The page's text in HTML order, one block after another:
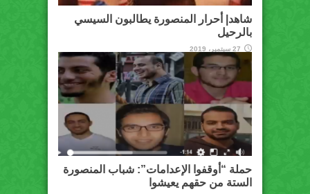
شاهد| أحرار المنصورة يطالبون السيسي
بالرحيل
27 سبتمبر، 2019
حملة “أوقفوا الإعدامات”: شباب المنصورة
الستة من حقهم يعيشوا